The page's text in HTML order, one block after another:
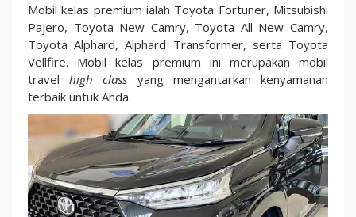
Mobil kelas premium ialah Toyota Fortuner, Mitsubishi
Pajero, Toyota New Camry, Toyota All New Camry,
Toyota Alphard, Alphard Transformer, serta Toyota
Vellfire. Mobil kelas premium ini merupakan mobil
travelhigh class yang mengantarkan kenyamanan
terbaik untuk Anda.